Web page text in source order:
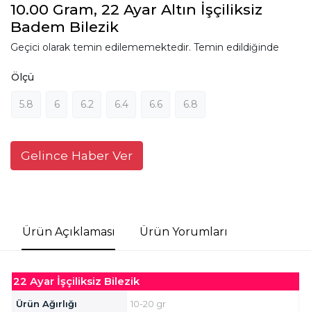
10.00 Gram, 22 Ayar Altın İşçiliksiz
Badem Bilezik
Geçici olarak temin edilememektedir. Temin edildiğinde
Ölçü
5.8 6 6.2 6.4 6.6 6.8
Gelince Haber Ver
Ürün Açıklaması Ürün Yorumları
22 Ayar İşçiliksiz Bilezik
Ürün Ağırlığı 10-20 gr